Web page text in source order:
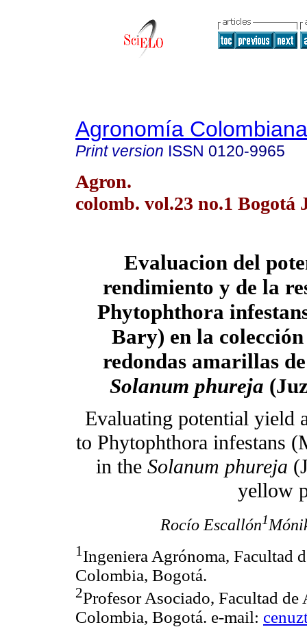
Agronomía Colombiana
Print version ISSN 0120-9965
Agron.
colomb. vol.23 no.1 Bogotá
Evaluacion del
rendimiento y de la
Phytophthora
Bary) en la colección
redondas amarillas
Solanum phureja
Evaluating potential yield
to Phytophthora infestans
in the Solanum phureja
yellow
Rocío Escallón1
1 Ingeniera Agrónoma, Facultad
Colombia, Bogotá.
2Profesor Asociado, Facultad
Colombia, Bogotá. e-mail: